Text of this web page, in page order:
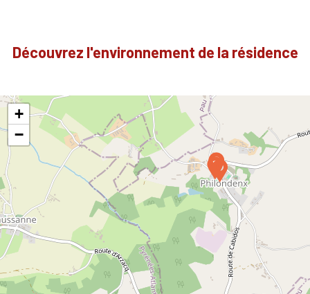
Découvrez l'environnement de la résidence
+
−